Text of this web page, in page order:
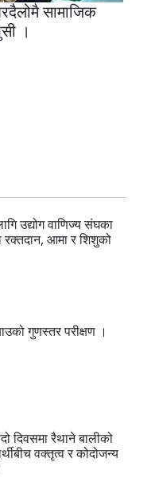
सामाजिक
।
उद्योग वाणिज्य संघका
रक्तदान, आमा र शिशुको
गुणस्तर परीक्षण ।
दिवसमा रैथाने बालीको
वक्तृत्व र कोदोजन्य